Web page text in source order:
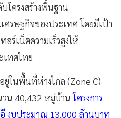
โครงสร้างพื้นฐาน
ศรษฐกิจของประเทศ โดยมีเป้า
อร์เน็ตความเร็วสูงให้
ทศไทย
ในพื้นที่ห่างไกล (Zone C)
น 40,432 หมู่บ้านโครงการ
งบประมาณ 13,000 ล้านบาท